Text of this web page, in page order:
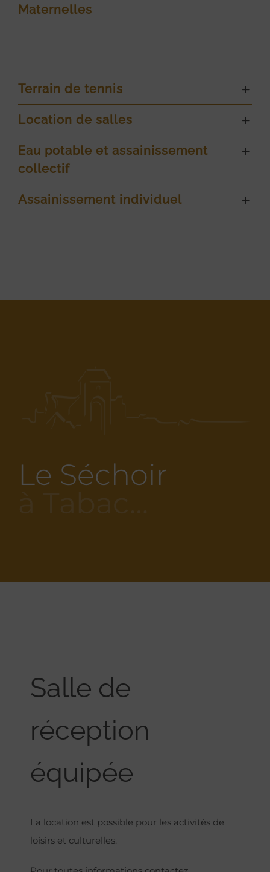
Maternelles
Terrain de tennis
Location de salles
Eau potable et assainissement
collectif
Assainissement individuel
Le Séchoir
Salle de
réception
équipée
La location est possible pour les activités de
loisirs et culturelles.